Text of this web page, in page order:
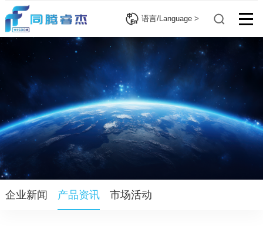
语言/Language >
企业新闻 产品资讯 市场活动